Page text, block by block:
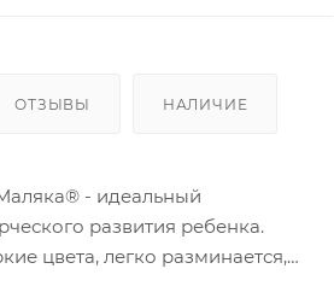
ОТЗЫВЫ НАЛИЧИЕ
- идеальный
развития ребенка.
цвета, легко разминается,